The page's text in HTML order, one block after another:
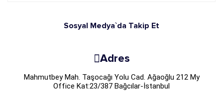
Sosyal Medya`da Takip Et
Adres
Mahmutbey Mah. Taşocağı Yolu Cad. Ağaoğlu 212 My
Office Kat:23/387 Bağcılar-İstanbul